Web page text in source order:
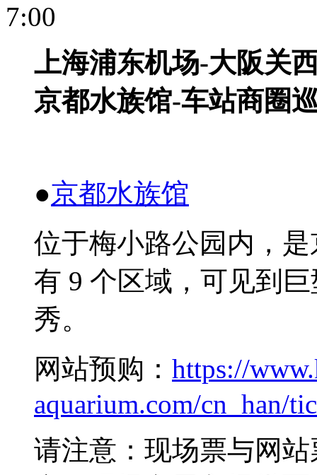
7:00
上海浦东机场-大阪关
京都水族馆-车站商圈
●京都水族馆
位于梅小路公园内 ，
有 9 个区域，可 见到巨
秀。
网站预购 ： https://
aquarium.com/cn_han/
请注意： 现场票与网